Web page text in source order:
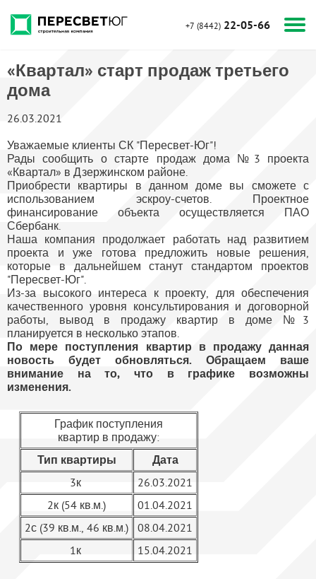
+7 (8442) 22-05-66
«Квартал» старт продаж третьего
дома
26.03.2021
Уважаемые клиенты СК "Пересвет-Юг"!
Рады сообщить о старте продаж дома №3 проекта
«Квартал» в Дзержинском районе.
Приобрести квартиры в данном доме вы сможете с
использованием эскроу-счетов. Проектное
финансирование объекта осуществляется ПАО
Сбербанк.
Наша компания продолжает работать над развитием
проекта и уже готова предложить новые решения,
которые в дальнейшем станут стандартом проектов
"Пересвет-Юг".
Из-за высокого интереса к проекту, для обеспечения
качественного уровня консультирования и договорной
работы, вывод в продажу квартир в доме №3
планируется в несколько этапов.
По мере поступления квартир в продажу данная
новость будет обновляться. Обращаем ваше
внимание на то, что в графике возможны
изменения.
График поступления
квартир в продажу:
Тип квартиры Дата
3к
26.03.2021
2к (54 кв.м.)
01.04.2021
2с (39 кв.м., 46 кв.м.)
08.04.2021
1к
15.04.2021